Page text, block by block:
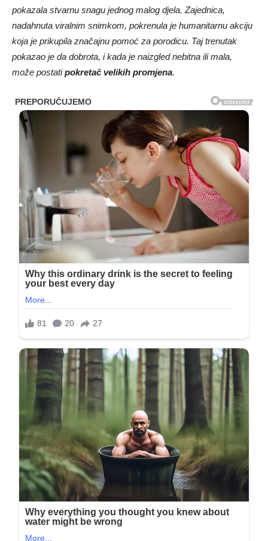
pokazala stvarnu snagu jednog malog djela. Zajednica,
nadahnuta viralnim snimkom, pokrenula je humanitarnu akciju
koja je prikupila značajnu pomoć za porodicu. Taj trenutak
pokazao je da dobrota, i kada je naizgled nebitna ili mala,
može postatipokretač velikih promjena.